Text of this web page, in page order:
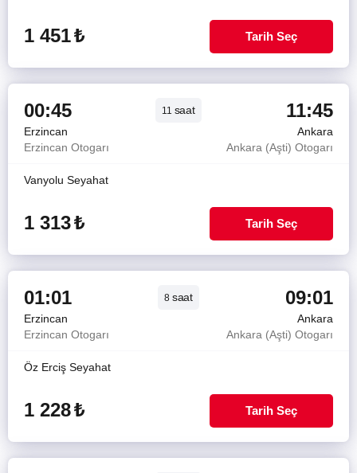
1 451₺ Tarih Seç
00:45 11 saat 11:45
Erzincan
Ankara
Erzincan Otogarı
Ankara (Aşti) Otogarı
Vanyolu Seyahat
1 313₺ Tarih Seç
01:01 8 saat 09:01
Erzincan
Ankara
Erzincan Otogarı
Ankara (Aşti) Otogarı
Öz Erciş Seyahat
1 228₺ Tarih Seç